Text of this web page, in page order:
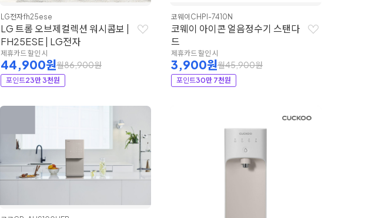
LG전자fh25ese
LG 트롬 오브제컬렉션 워시콤보 |
FH25ESE | LG전자
제휴카드 할인 시
44,900원월86,900원
포인트23만 3천원
코웨이 CHPI-7410N
코웨이 아이콘 얼음정수기 스탠다
드
제휴카드 할인 시
3,900원월45,900원
포인트30만 7천원